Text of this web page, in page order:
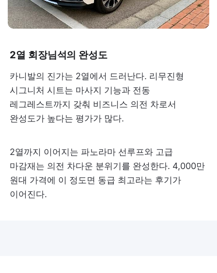
2열 회장님석의 완성도
카니발의 진가는 2열에서 드러난다. 리무진형
시그니처 시트는 마사지 기능과 전동
레그레스트까지 갖춰 비즈니스 의전 차로서
완성도가 높다는 평가가 많다.
2열까지 이어지는 파노라마 선루프와 고급
마감재는 의전 차다운 분위기를 완성한다. 4,000만
원대 가격에 이 정도면 동급 최고라는 후기가
이어진다.